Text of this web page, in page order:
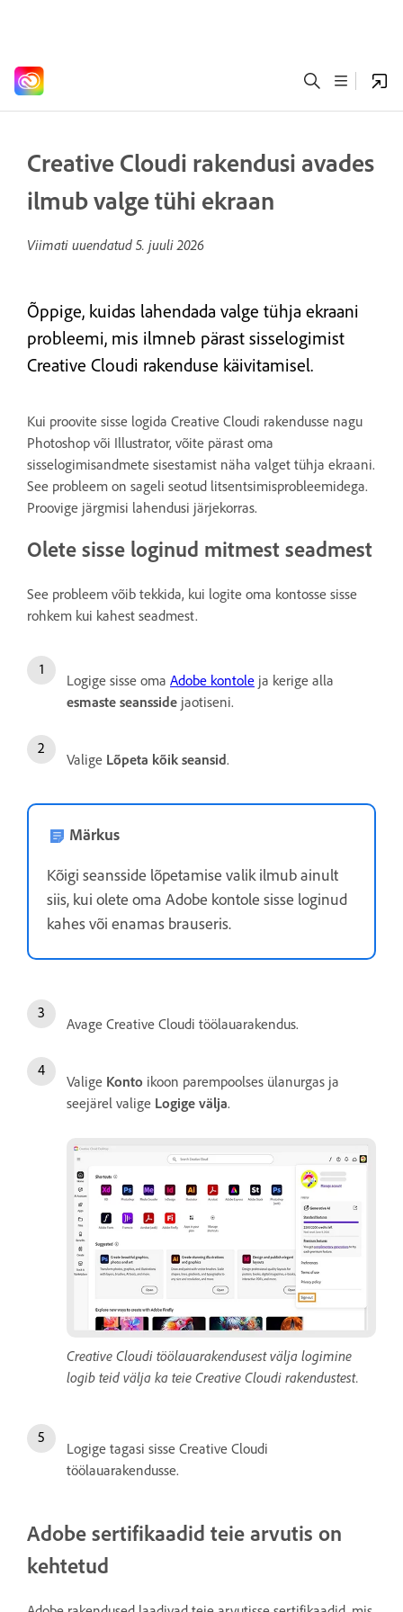
Creative Cloudi rakendusi avades
ilmub valge tühi ekraan
Viimati uuendatud 5. juuli 2026
Õppige, kuidas lahendada valge tühja ekraani
probleemi, mis ilmneb pärast sisselogimist
Creative Cloudi rakenduse käivitamisel.
Kui proovite sisse logida Creative Cloudi rakendusse nagu
Photoshop või Illustrator, võite pärast oma
sisselogimisandmete sisestamist näha valget tühja ekraani.
See probleem on sageli seotud litsentsimisprobleemidega.
Proovige järgmisi lahendusi järjekorras.
Olete sisse loginud mitmest seadmest
See probleem võib tekkida, kui logite oma kontosse sisse
rohkem kui kahest seadmest.
Logige sisse oma Adobe kontole ja kerige alla
esmaste seansside jaotiseni.
Valige Lõpeta kõik seansid.
Märkus
Kõigi seansside lõpetamise valik ilmub ainult
siis, kui olete oma Adobe kontole sisse loginud
kahes või enamas brauseris.
Avage Creative Cloudi töölauarakendus.
Valige Konto ikoon parempoolses ülanurgas ja
seejärel valige Logige välja.
Creative Cloudi töölauarakendusest välja logimine
logib teid välja ka teie Creative Cloudi rakendustest.
Logige tagasi sisse Creative Cloudi
töölauarakendusse.
Adobe sertifikaadid teie arvutis on
kehtetud